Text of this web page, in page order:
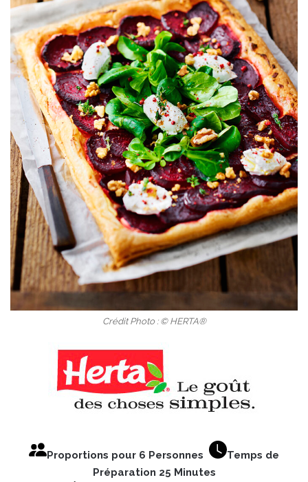
Crédit Photo : © HERTA®
Proportions pour 6 Personnes
Temps de
Préparation 25 Minutes